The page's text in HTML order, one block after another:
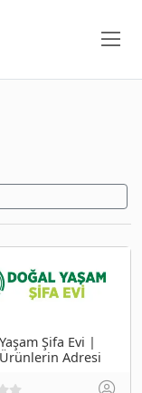
Şifa Evi |
Adresi